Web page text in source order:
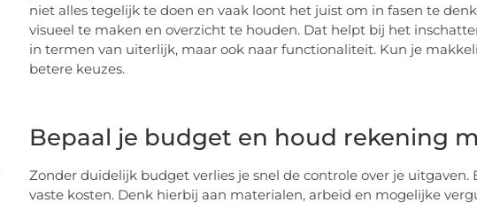
niet alles tegelijk te doen en vaak loont het juist om in fasen te
visueel te maken en overzicht te houden. Dat helpt bij het
in termen van uiterlijk, maar ook naar functionaliteit. Kun je
betere keuzes.
Bepaal je budget en houd rekening
Zonder duidelijk budget verlies je snel de controle over je
vaste kosten. Denk hierbij aan materialen, arbeid en mogelijke